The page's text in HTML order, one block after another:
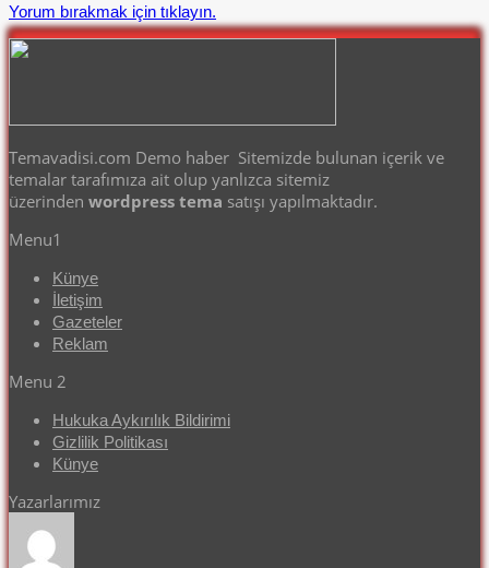
Yorum bırakmak için tıklayın.
Temavadisi.com Demo haber Sitemizde bulunan içerik ve
temalar tarafımıza ait olup yanlızca sitemiz
üzerinden wordpress tema satışı yapılmaktadır.
Menu1
Künye
İletişim
Gazeteler
Reklam
Menu 2
Hukuka Aykırılık Bildirimi
Gizlilik Politikası
Künye
Yazarlarımız